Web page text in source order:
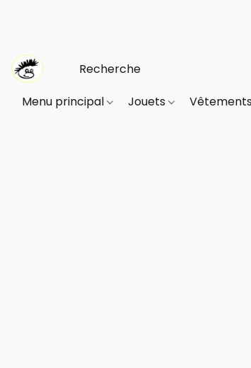
Menu principal Jouets